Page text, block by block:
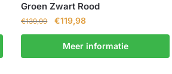
Groen Zwart Rood
€139,99 €119,98
Meer informatie